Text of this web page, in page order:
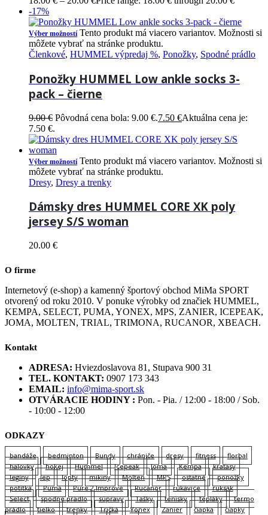
-17%
Výber možností Tento produkt má viacero variantov. Možnosti si
môžete vybrať na stránke produktu.
Členkové, HUMMEL výpredaj %, Ponožky, Spodné prádlo
Ponožky HUMMEL Low ankle socks 3-
pack – čierne
9.00€ Pôvodná cena bola: 9.00 €.7.50 €Aktuálna cena je:
7.50 €.
Výber možností Tento produkt má viacero variantov. Možnosti si
môžete vybrať na stránke produktu.
Dresy, Dresy a trenky
Dámsky dres HUMMEL CORE XK poly
jersey S/S woman
20.00 €
O firme
Internetový (e-shop) a kamenný športový obchod MiMa SPORT
otvorený od roku 2010. V ponuke výrobky od značiek HUMMEL,
KEMPA, SELECT, PUMA, YONEX, MPS, ZANIER, ICEPEAK,
JOMA, MOLTEN, TRIAL, TRIMONA, RUCANOR, XBEACH.
Kontakt
ADRESA: Hviezdoslavova 81, Stupava 900 31
TEL. KONTAKT: 0907 173 343
EMAIL: info@mima-sport.sk
OTVÁRACIE HODINY : Pon. - Pia. / 12:00 - 18:00 / Sob.
- 10:00 - 12:00
ODKAZY
bandáže bedminton Bundy chrániče dresy fitness
florbal
halovky
hokej Hummel Icepeak Joma Kempa
kraťasy
legíny
lep lopty mikiny Molten MPS ostatné
ponožky
potítka
Puma Pure 2 Improve Rucanor rukavice
ruksak
Select
spodne pradlo súpravy Tašky tenisky tepláky
termo
prádlo
tielko trenky Tričká Yonex Zanier čiapka
čiapky